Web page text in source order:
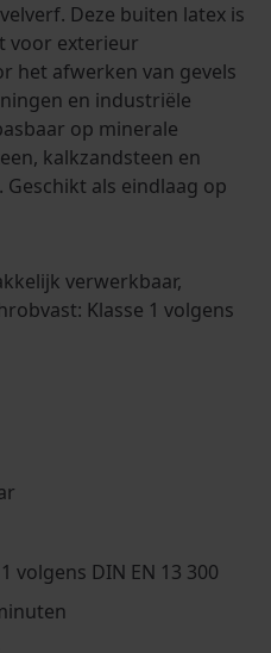
Deze buiten latex is
voor exterieur
het afwerken van gevels
en industriële
op minerale
kalkzandsteen en
als eindlaag op
verwerkbaar,
Klasse 1 volgens
volgens DIN EN 13 300